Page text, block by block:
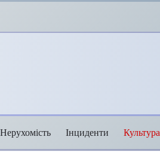
Нерухомість Інциденти Культура